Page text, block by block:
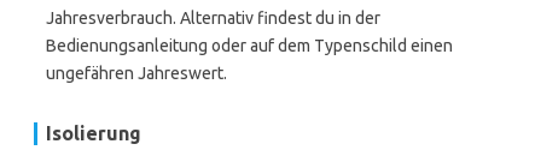
Jahresverbrauch. Alternativ findest du in der
Bedienungsanleitung oder auf dem Typenschild einen
ungefähren Jahreswert.
Isolierung